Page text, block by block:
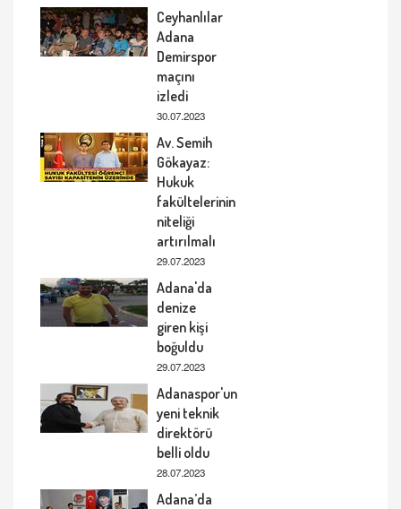
Ceyhanlılar
Adana
Demirspor
maçını
izledi
30.07.2023
Av. Semih
Gökayaz:
Hukuk
fakültelerinin
niteliği
artırılmalı
29.07.2023
Adana'da
denize
giren kişi
boğuldu
29.07.2023
Adanaspor'un
yeni teknik
direktörü
belli oldu
28.07.2023
Adana’da